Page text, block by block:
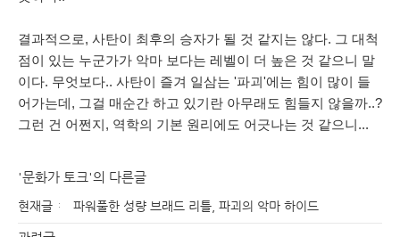
결과적으로, 사탄이 최후의 승자가 될 것 같지는 않다. 그 대척
점이 있는 누군가가 악마 보다는 레벨이 더 높은 것 같으니 말
이다. 무엇보다.. 사탄이 즐겨 일삼는 '파괴'에는 힘이 많이 들
어가는데, 그걸 매순간 하고 있기란 아무래도 힘들지 않을까..?
그런 건 어쩐지, 역학의 기본 원리에도 어긋나는 것 같으니...
'문화가 토크'의 다른글
현재글 파워풀한 성량 브래드 리틀, 파괴의 악마 하이드